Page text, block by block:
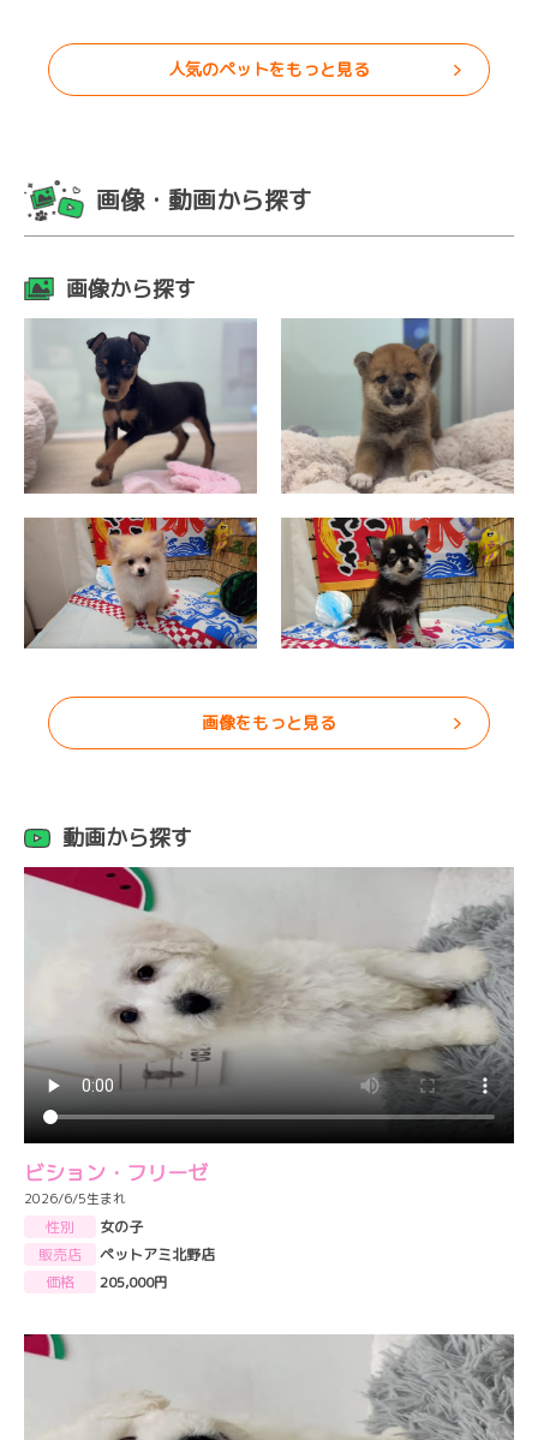
人気のペットをもっと見る
画像・動画から探す
画像から探す
画像をもっと見る
動画から探す
ビション・フリーゼ
2026/6/5生まれ
性別
女の子
販売店
ペットアミ北野店
価格
205,000円